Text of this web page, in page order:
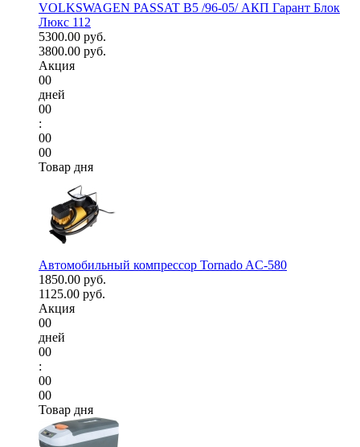
VOLKSWAGEN PASSAT B5 /96-05/ АКП Гарант Блок
Люкс 112
5300.00 руб.
3800.00 руб.
Акция
00
дней
00
:
00
00
Товар дня
Автомобильный компрессор Tornado AC-580
1850.00 руб.
1125.00 руб.
Акция
00
дней
00
:
00
00
Товар дня